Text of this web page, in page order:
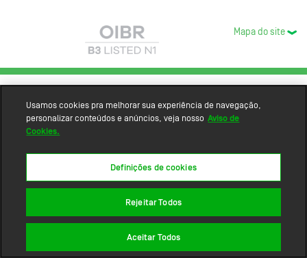
Mapa do site
Usamos cookies pra melhorar sua experiência de navegação,
personalizar conteúdos e anúncios, veja nosso Aviso de
Cookies.
Definições de cookies
Rejeitar Todos
Aceitar Todos